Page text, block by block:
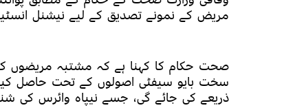
مریض کے نمونے تصدیق کے لیے نیشنل
صحت حکام کا کہنا ہے کہ مشتبہ مریضوں
سخت بایو سیفٹی اصولوں کے تحت حاصل
ذریعے کی جائے گی، جسے نیپاہ وائرس کی